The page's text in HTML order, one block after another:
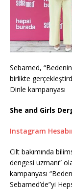
Sebamed,
birlikte
Dinle kampanyası
She and Girls
Instagram
Cilt bakımında
dengesi uzmanı”
kampanyası
Sebamed’de”yi